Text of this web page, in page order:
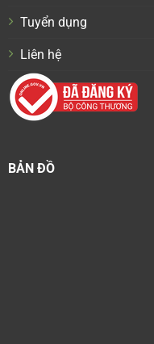
Tuyển dụng
Liên hệ
BẢN ĐỒ